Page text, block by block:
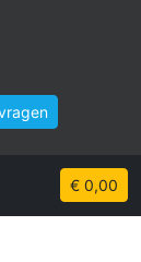
€ 0,00